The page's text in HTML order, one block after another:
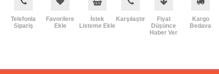
Telefonla
Sipariş
Favorilere
Ekle
İstek
Listeme Ekle
Karşılaştır
Fiyat
Düşünce
Haber Ver
Kargo
Bedava